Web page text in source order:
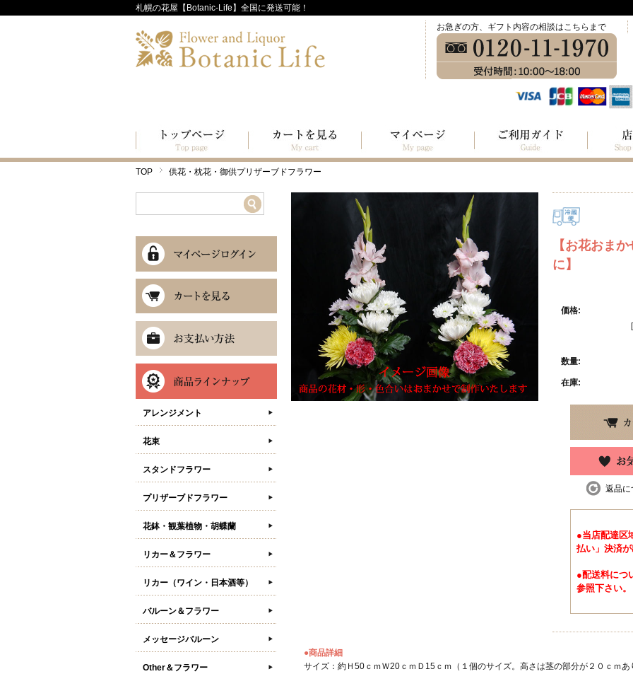
札幌の花屋【Botanic-Life】全国に発送可能！
お急ぎの方、ギフト内容の相談はこちらまで
TOP 供花・枕花・御供プリザーブドフラワー
【お花おま
に】
価格:
数量:
在庫:
返品に
●当店配達区
払い」決済
●配送料につ
参照下さい。
●商品詳細
サイズ：約Ｈ50ｃｍＷ20ｃｍＤ15ｃｍ（１個のサイズ。高さは茎の部分が２０ｃｍあ
アレンジメント
花束
スタンドフラワー
プリザーブドフラワー
花鉢・観葉植物・胡蝶蘭
リカー＆フラワー
リカー（ワイン・日本酒等）
バルーン＆フラワー
メッセージバルーン
Other＆フラワー